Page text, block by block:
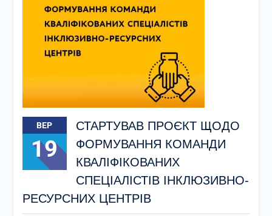
ВЕР
19
СТАРТУВАВ ПРОЄКТ ЩОДО
ФОРМУВАННЯ КОМАНДИ
КВАЛІФІКОВАНИХ
СПЕЦІАЛІСТІВ ІНКЛЮЗИВНО-
РЕСУРСНИХ ЦЕНТРІВ